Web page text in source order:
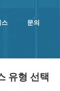
문의
유형 선택